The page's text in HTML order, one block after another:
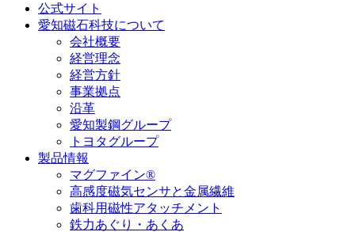
公式サイト
愛知磁石科技について
会社概要
経営理念
経営方針
事業拠点
沿革
愛知製鋼グループ
トヨタグループ
製品情報
マグファイン®
高感度磁気センサと金属繊維
歯科用磁性アタッチメント
鉄力あぐり・あくあ